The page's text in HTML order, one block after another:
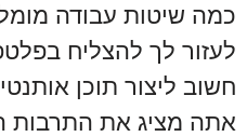
כמה שיטות עבודה
לעזור לך להצליח
חשוב ליצור תוכן
אתה מציג את התרבות